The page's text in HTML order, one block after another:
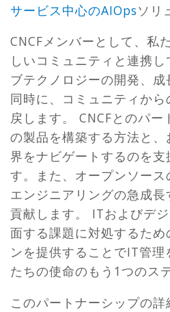
サービス中心のAIOpsソリ
CNCFメンバーとして、私
しいコミュニティと連携
ブテクノロジーの開発、
同時に、コミュニティか
戻します。 CNCFとのパー
の製品を構築する方法と
界をナビゲートするのを支
す。また、オープンソー
エンジニアリングの急成
貢献します。 ITおよびデ
面する課題に対処するため
ンを提供することでIT管
たちの使命のもう1つのス
このパートナーシップの詳